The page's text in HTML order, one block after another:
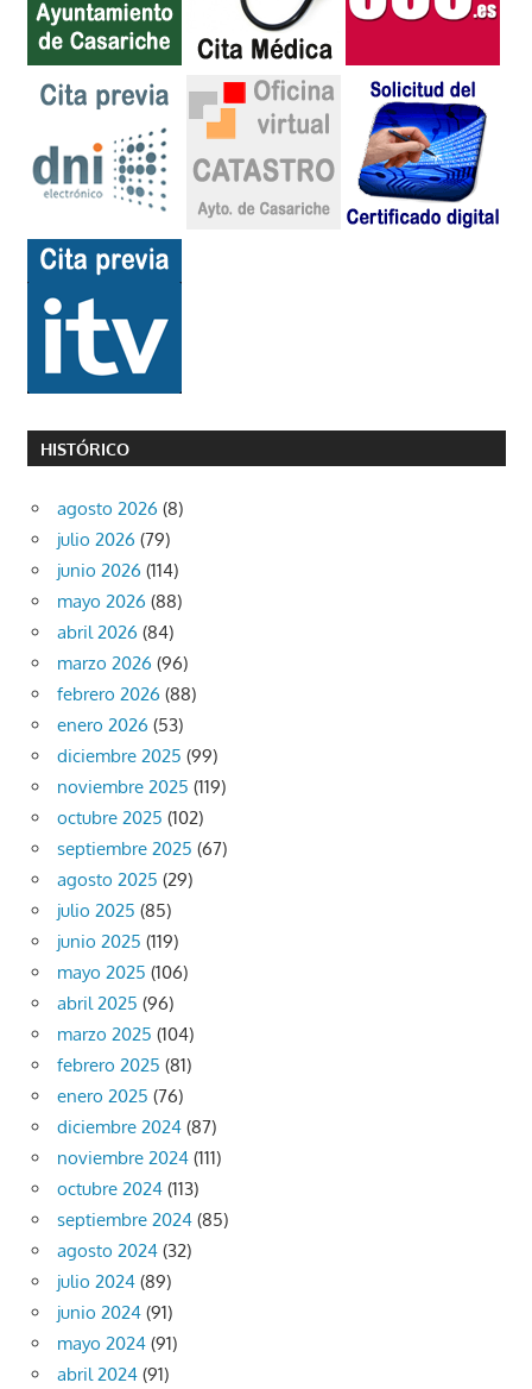
HISTÓRICO
agosto 2026 (8)
julio 2026 (79)
junio 2026 (114)
mayo 2026 (88)
abril 2026 (84)
marzo 2026 (96)
febrero 2026 (88)
enero 2026 (53)
diciembre 2025 (99)
noviembre 2025 (119)
octubre 2025 (102)
septiembre 2025 (67)
agosto 2025 (29)
julio 2025 (85)
junio 2025 (119)
mayo 2025 (106)
abril 2025 (96)
marzo 2025 (104)
febrero 2025 (81)
enero 2025 (76)
diciembre 2024 (87)
noviembre 2024 (111)
octubre 2024 (113)
septiembre 2024 (85)
agosto 2024 (32)
julio 2024 (89)
junio 2024 (91)
mayo 2024 (91)
abril 2024 (91)